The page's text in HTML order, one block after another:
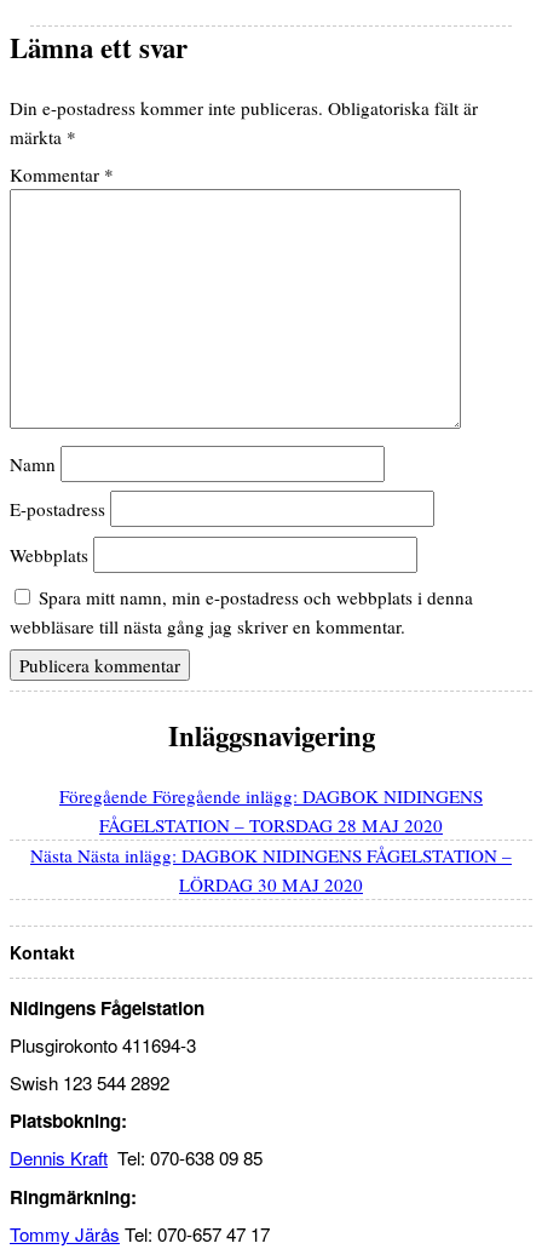
Lämna ett svar
Din e-postadress kommer inte publiceras. Obligatoriska fält är
märkta *
Kommentar *
Namn
E-postadress
Webbplats
Spara mitt namn, min e-postadress och webbplats i denna
webbläsare till nästa gång jag skriver en kommentar.
Inläggsnavigering
Föregående Föregående inlägg: DAGBOK NIDINGENS
FÅGELSTATION – TORSDAG 28 MAJ 2020
Nästa Nästa inlägg: DAGBOK NIDINGENS FÅGELSTATION –
LÖRDAG 30 MAJ 2020
Kontakt
Nidingens Fågelstation
Plusgirokonto 411694-3
Swish 123 544 2892
Platsbokning:
Dennis Kraft Tel: 070-638 09 85
Ringmärkning:
Tommy Järås Tel: 070-657 47 17